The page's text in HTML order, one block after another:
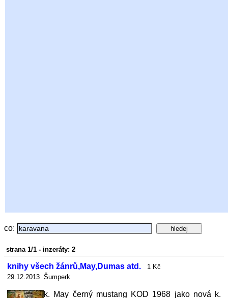
co:
strana 1/1 - inzeráty: 2
knihy všech žánrů,May,Dumas atd.
1 Kč
29.12.2013 Šumperk
k. May černý mustang KOD 1968 jako nová k.